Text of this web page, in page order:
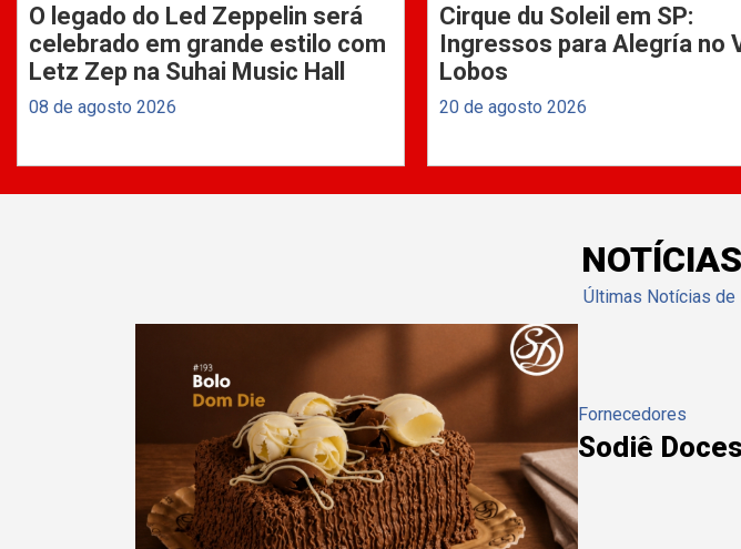
O legado do Led Zeppelin será
celebrado em grande estilo com
Letz Zep na Suhai Music Hall
08 de agosto 2026
Cirque du Soleil em SP:
Ingressos para Alegría no
Lobos
20 de agosto 2026
Últimas Notícias de
Fornecedores
Sodiê